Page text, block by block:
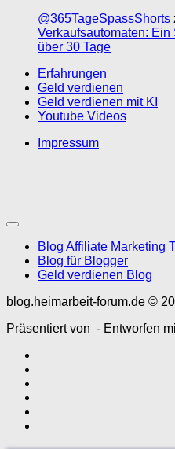
@365TageSpassShorts
Verkaufsautomaten: Ein
über 30 Tage
Erfahrungen
Geld verdienen
Geld verdienen mit KI
Youtube Videos
Impressum
Blog Affiliate Marketing
Blog für Blogger
Geld verdienen Blog
blog.heimarbeit-forum.de ©
Präsentiert von - Entworfen